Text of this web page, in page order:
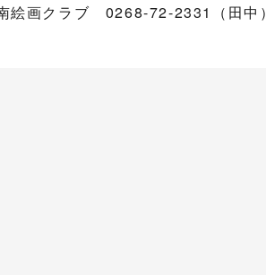
絵画クラブ 0268-72-2331（田中）